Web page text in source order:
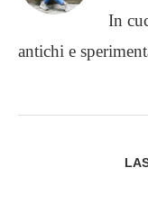
In
antichi e